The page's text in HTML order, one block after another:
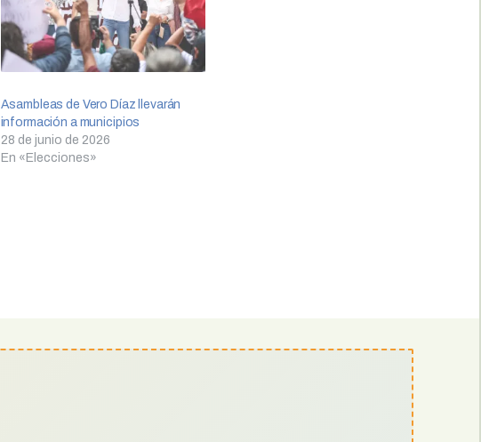
Asambleas de Vero Díaz llevarán
información a municipios
28 de junio de 2026
En «Elecciones»